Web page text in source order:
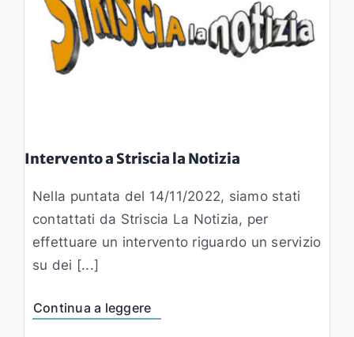
Intervento a Striscia la Notizia
Nella puntata del 14/11/2022, siamo stati
contattati da Striscia La Notizia, per
effettuare un intervento riguardo un servizio
su dei [...]
Continua a leggere